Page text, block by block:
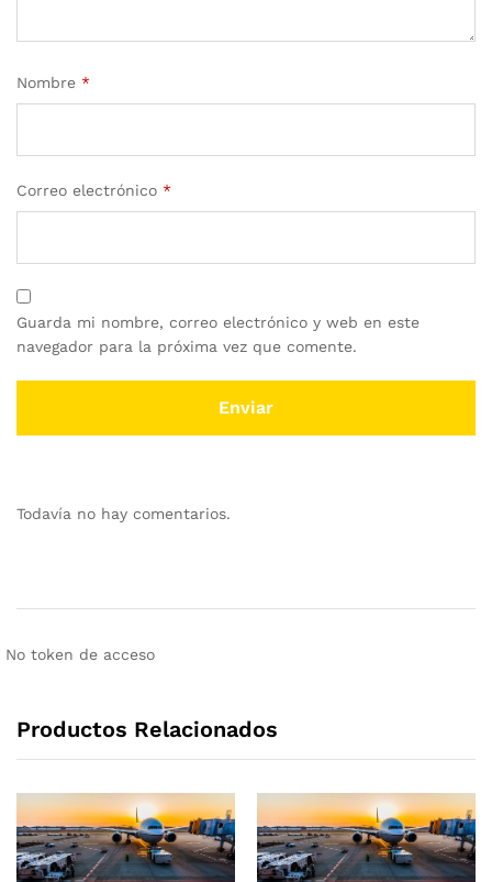
Nombre *
Correo electrónico *
Guarda mi nombre, correo electrónico y web en este
navegador para la próxima vez que comente.
Todavía no hay comentarios.
No token de acceso
Productos Relacionados